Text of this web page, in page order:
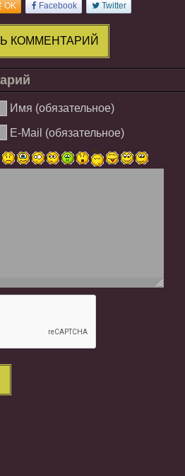
OK Facebook Twitter
КОММЕНТАРИЙ
Имя (обязательное)
E-Mail (обязательное)